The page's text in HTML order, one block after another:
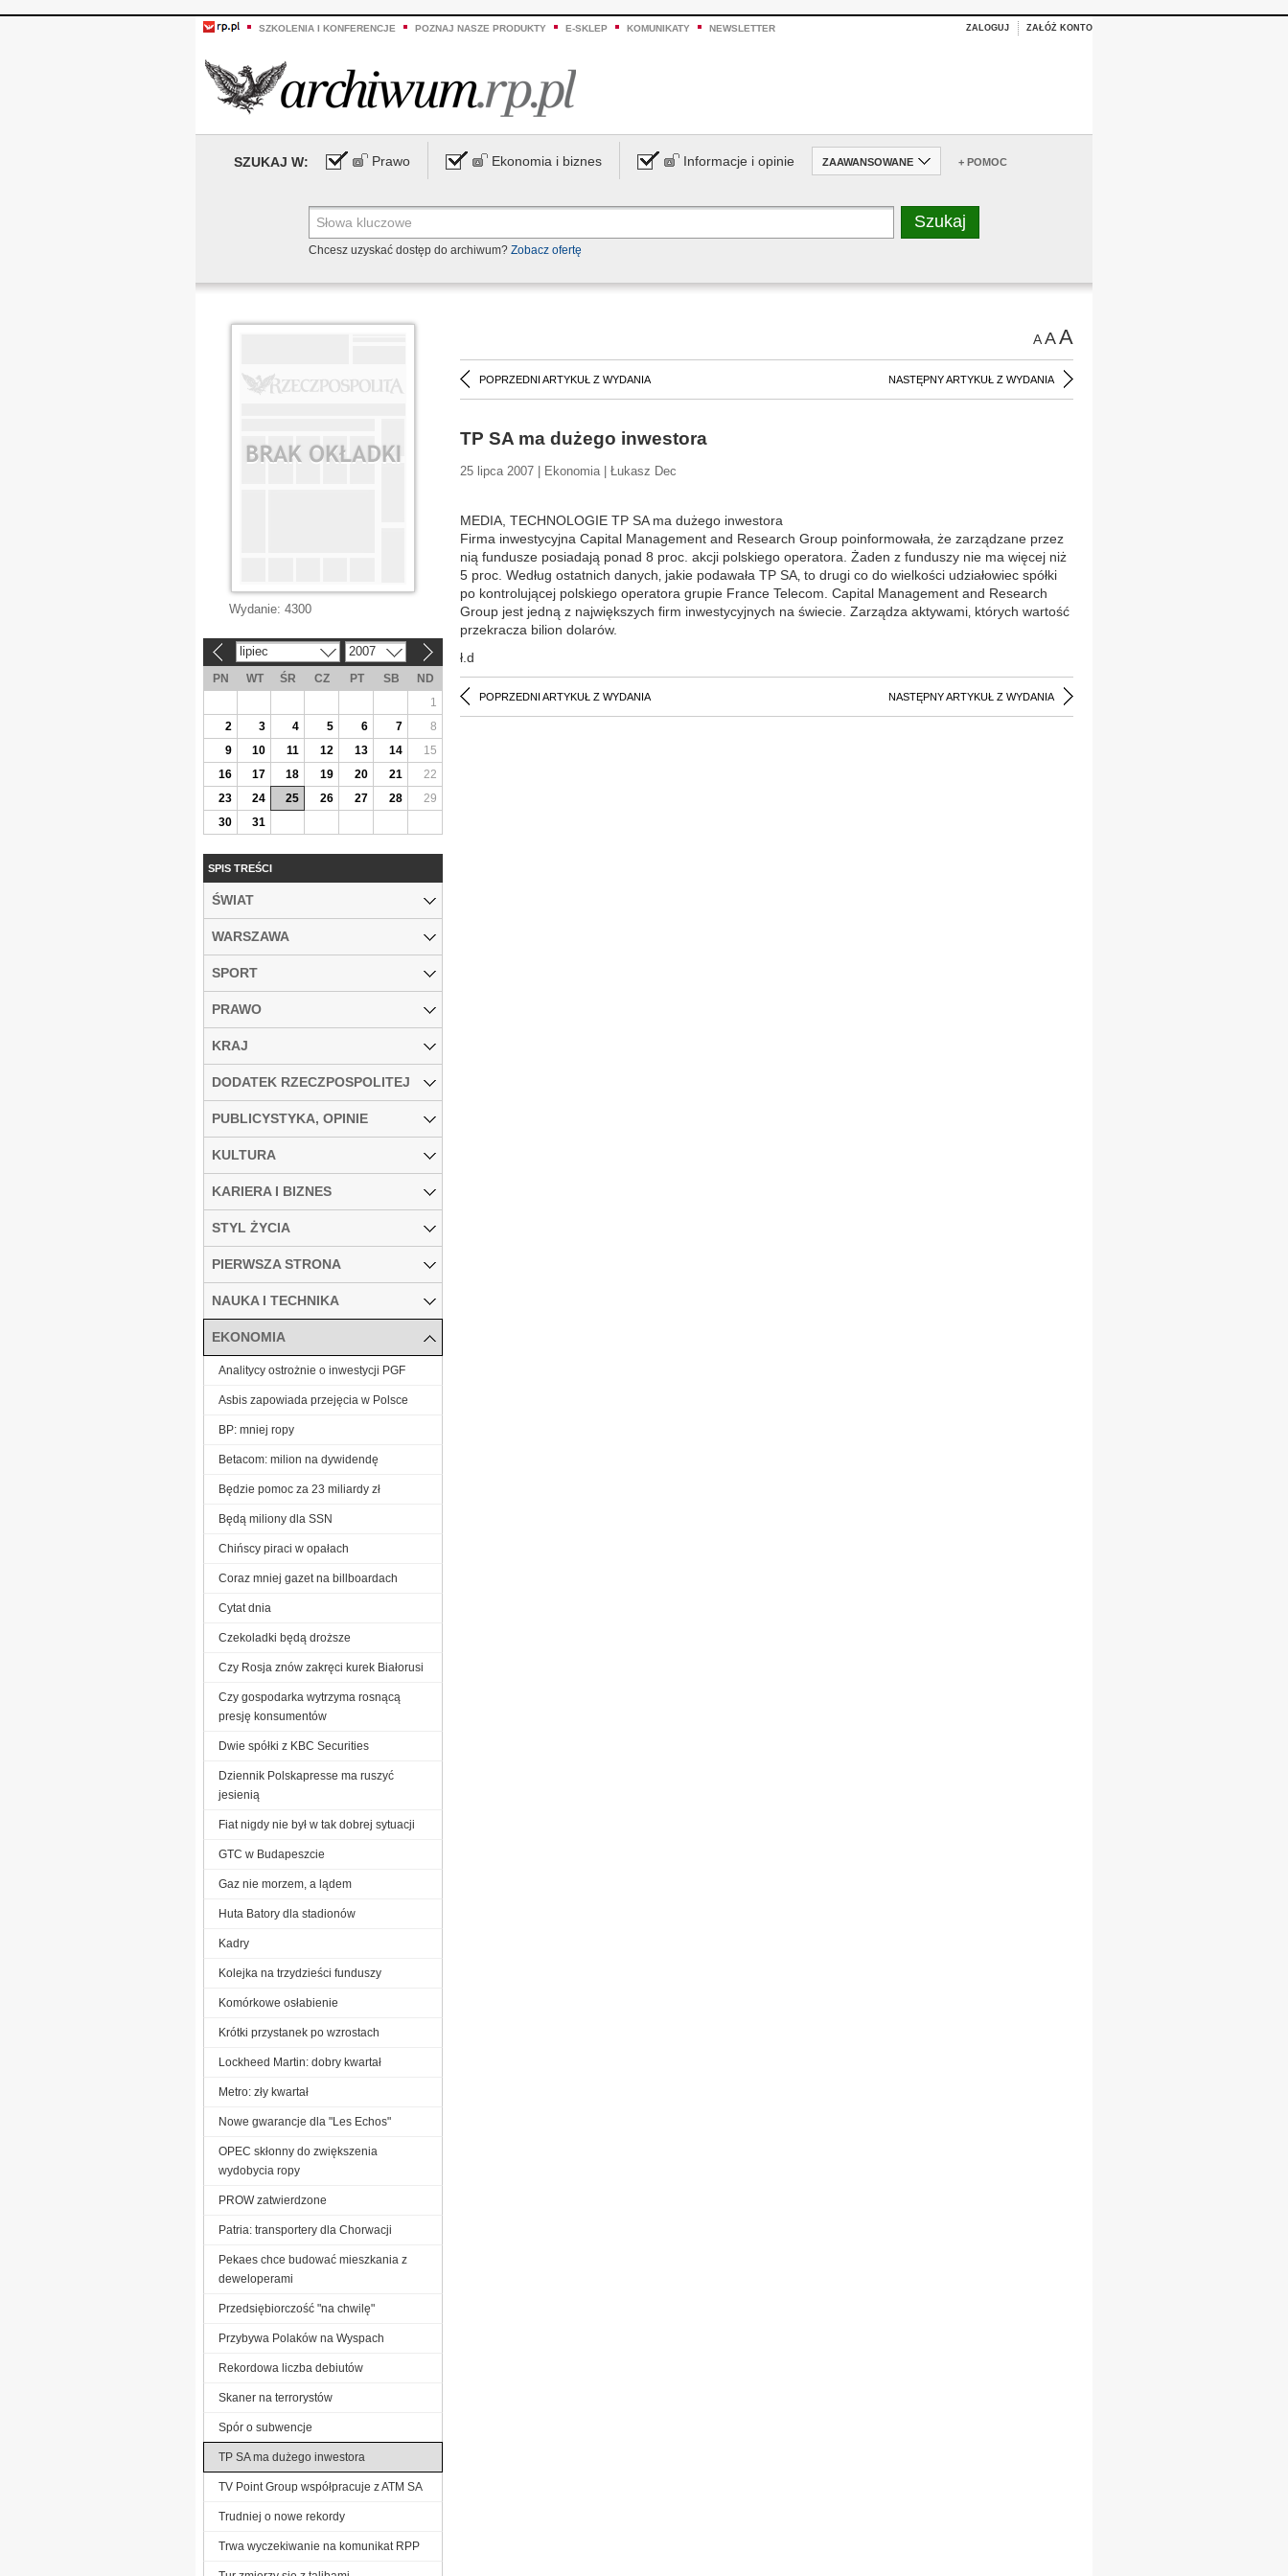
SZKOLENIA I KONFERENCJE POZNAJ NASZE PRODUKTY E-SKLEP KOMUNIKATY NEWSLETTER ZALOGUJ ZAŁÓŻ KONTO
SZUKAJ W: Prawo Ekonomia i biznes Informacje i opinie ZAAWANSOWANE + POMOC
Chcesz uzyskać dostęp do archiwum? Zobacz ofertę
AAA
POPRZEDNI ARTYKUŁ Z WYDANIA NASTĘPNY ARTYKUŁ Z WYDANIA
TP SA ma dużego inwestora
25 lipca 2007 | Ekonomia | Łukasz Dec
MEDIA, TECHNOLOGIE TP SA ma dużego inwestora
Firma inwestycyjna Capital Management and Research Group poinformowała‚ że zarządzane przez
nią fundusze posiadają ponad 8 proc. akcji polskiego operatora. Żaden z funduszy nie ma więcej niż
5 proc. Według ostatnich danych‚ jakie podawała TP SA‚ to drugi co do wielkości udziałowiec spółki
po kontrolującej polskiego operatora grupie France Telecom. Capital Management and Research
Group jest jedną z największych firm inwestycyjnych na świecie. Zarządza aktywami‚ których wartość
przekracza bilion dolarów.
ł.d
POPRZEDNI ARTYKUŁ Z WYDANIA NASTĘPNY ARTYKUŁ Z WYDANIA
Wydanie: 4300
lipiec 2007
PN WT ŚR CZ PT SB
ND
1
2
3 4 5 6 7
8
9
10 11 12 13 14
15
16
17 18 19 20 21
22
23
24 25 26 27 28
29
30
31
SPIS TREŚCI
ŚWIAT
WARSZAWA
SPORT
PRAWO
KRAJ
DODATEK RZECZPOSPOLITEJ
PUBLICYSTYKA, OPINIE
KULTURA
KARIERA I BIZNES
STYL ŻYCIA
PIERWSZA STRONA
NAUKA I TECHNIKA
EKONOMIA
Analitycy ostrożnie o inwestycji PGF
Asbis zapowiada przejęcia w Polsce
BP: mniej ropy
Betacom: milion na dywidendę
Będzie pomoc za 23 miliardy zł
Będą miliony dla SSN
Chińscy piraci w opałach
Coraz mniej gazet na billboardach
Cytat dnia
Czekoladki będą droższe
Czy Rosja znów zakręci kurek Białorusi
Czy gospodarka wytrzyma rosnącą
presję konsumentów
Dwie spółki z KBC Securities
Dziennik Polskapresse ma ruszyć
jesienią
Fiat nigdy nie był w tak dobrej sytuacji
GTC w Budapeszcie
Gaz nie morzem, a lądem
Huta Batory dla stadionów
Kadry
Kolejka na trzydzieści funduszy
Komórkowe osłabienie
Krótki przystanek po wzrostach
Lockheed Martin: dobry kwartał
Metro: zły kwartał
Nowe gwarancje dla "Les Echos"
OPEC skłonny do zwiększenia
wydobycia ropy
PROW zatwierdzone
Patria: transportery dla Chorwacji
Pekaes chce budować mieszkania z
deweloperami
Przedsiębiorczość "na chwilę"
Przybywa Polaków na Wyspach
Rekordowa liczba debiutów
Skaner na terrorystów
Spór o subwencje
TP SA ma dużego inwestora
TV Point Group współpracuje z ATM SA
Trudniej o nowe rekordy
Trwa wyczekiwanie na komunikat RPP